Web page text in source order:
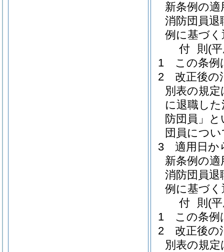
新条例の
消防団員退
例に基づ
付 則 (
1
この条例
2
改正後の
別表の規
に退職し
防団員」
団員につ
3
適用日か
新条例の
消防団員退
例に基づ
付 則 (
1
この条例
2
改正後の
別表の規